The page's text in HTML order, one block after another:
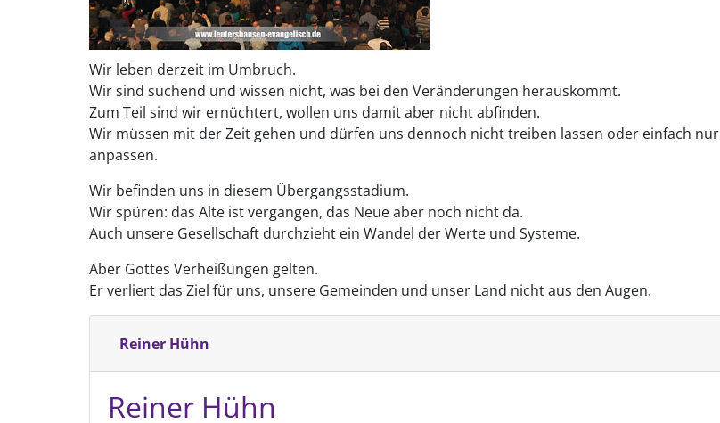
Wir leben derzeit im Umbruch.
Wir sind suchend und wissen nicht, was bei den Veränderungen herauskommt.
Zum Teil sind wir ernüchtert, wollen uns damit aber nicht abfinden.
Wir müssen mit der Zeit gehen und dürfen uns dennoch nicht treiben lassen oder einfach nur
anpassen.
Wir befinden uns in diesem Übergangsstadium.
Wir spüren: das Alte ist vergangen, das Neue aber noch nicht da.
Auch unsere Gesellschaft durchzieht ein Wandel der Werte und Systeme.
Aber Gottes Verheißungen gelten.
Er verliert das Ziel für uns, unsere Gemeinden und unser Land nicht aus den Augen.
Reiner Hühn
Reiner Hühn